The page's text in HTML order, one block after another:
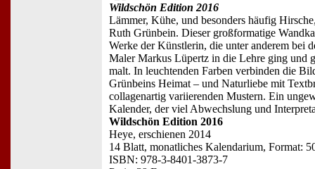
Wildschön Edition 2016
Lämmer, Kühe, und besonders häufig
Ruth Grünbein. Dieser großformatige
Werke der Künstlerin, die unter anderem bei
Maler Markus Lüpertz in die Lehre ging und
malt. In leuchtenden Farben verbinden die
Grünbeins Heimat – und Naturliebe mit
collagenartig variierenden Mustern. Ein
Kalender, der viel Abwechslung und
Wildschön Edition 2016
Heye, erschienen 2014
14 Blatt, monatliches Kalendarium, Format:
ISBN: 978-3-8401-3873-7